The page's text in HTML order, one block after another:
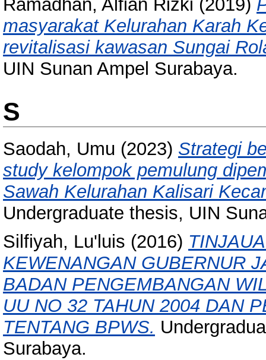
Ramadhan, Alfian Rizki (2019)
masyarakat Kelurahan Karah
revitalisasi kawasan Sungai
UIN Sunan Ampel Surabaya.
S
Saodah, Umu (2023) Strategi
study kelompok pemulung
Sawah Kelurahan Kalisari
Undergraduate thesis, UIN
Silfiyah, Lu'luis (2016)
KEWENANGAN GUBERNUR
BADAN PENGEMBANGAN
UU NO 32 TAHUN 2004 DAN
TENTANG BPWS.
Surabaya.